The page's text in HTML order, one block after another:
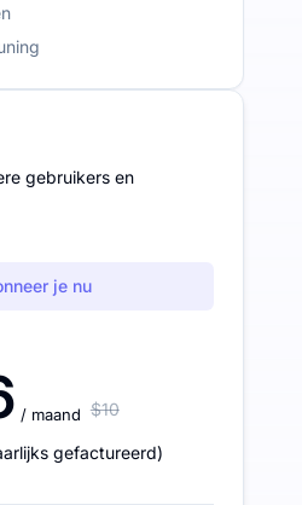
gebruikers en
je nu
/ maand $10
gefactureerd)